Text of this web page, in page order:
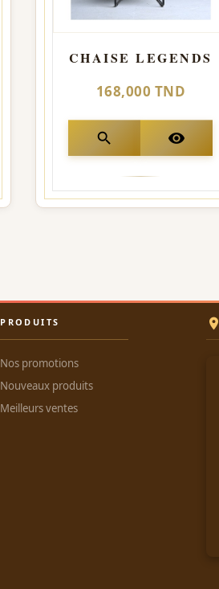
CHAISE LEGENDS
168,000 TND
search visibility
PRODUITS
Nos promotions
Nouveaux produits
Meilleurs ventes
